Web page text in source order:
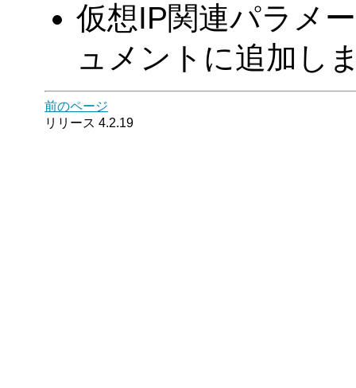
仮想IP関連パラメ
ュメントに追加し
前のページ
リリース 4.2.19